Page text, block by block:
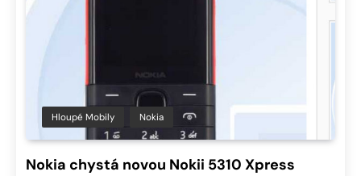
Hloupé Mobily Nokia
Nokia chystá novou Nokii 5310 Xpress